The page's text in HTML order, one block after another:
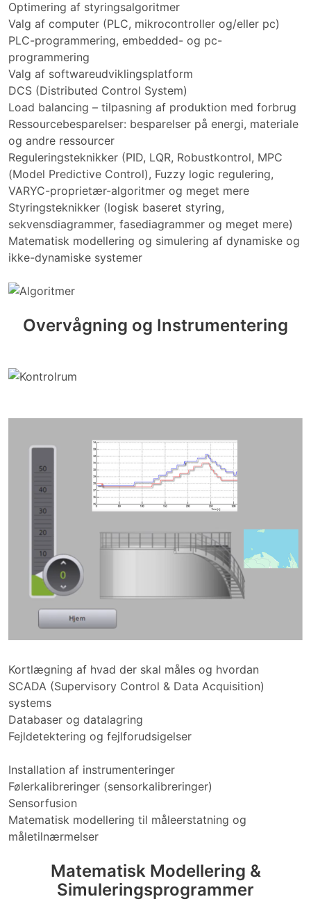
Optimering af styringsalgoritmer
Valg af computer (PLC, mikrocontroller og/eller pc)
PLC-programmering, embedded- og pc-
programmering
Valg af softwareudviklingsplatform
DCS (Distributed Control System)
Load balancing – tilpasning af produktion med forbrug
Ressourcebesparelser: besparelser på energi, materiale
og andre ressourcer
Reguleringsteknikker (PID, LQR, Robustkontrol, MPC
(Model Predictive Control), Fuzzy logic regulering,
VARYC-proprietær-algoritmer og meget mere
Styringsteknikker (logisk baseret styring,
sekvensdiagrammer, fasediagrammer og meget mere)
Matematisk modellering og simulering af dynamiske og
ikke-dynamiske systemer
Overvågning og Instrumentering
Kortlægning af hvad der skal måles og hvordan
SCADA (Supervisory Control & Data Acquisition)
systems
Databaser og datalagring
Fejldetektering og fejlforudsigelser
Installation af instrumenteringer
Følerkalibreringer (sensorkalibreringer)
Sensorfusion
Matematisk modellering til måleerstatning og
måletilnærmelser
Matematisk Modellering &
Simuleringsprogrammer